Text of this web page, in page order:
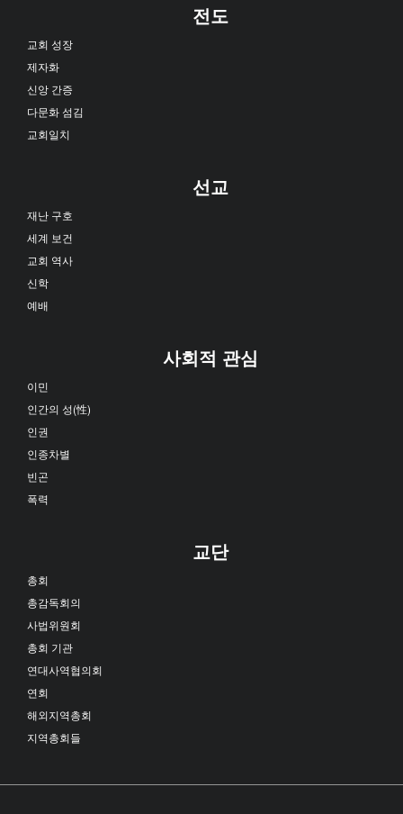
전도
교회 성장
제자화
신앙 간증
다문화 섬김
교회일치
선교
재난 구호
세계 보건
교회 역사
신학
예배
사회적 관심
이민
인간의 성(性)
인권
인종차별
빈곤
폭력
교단
총회
총감독회의
사법위원회
총회 기관
연대사역협의회
연회
해외지역총회
지역총회들